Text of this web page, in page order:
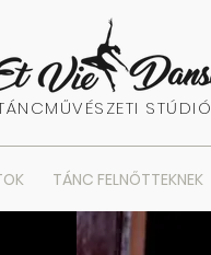
STÚDIÓ
TÁNC FELNŐTTEKNEK